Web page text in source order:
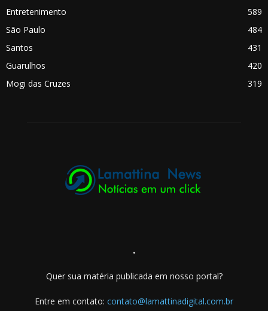
Entretenimento
589
São Paulo
484
Santos
431
Guarulhos
420
Mogi das Cruzes
319
.
Quer sua matéria publicada em nosso portal?
Entre em contato: contato@lamattinadigital.com.br